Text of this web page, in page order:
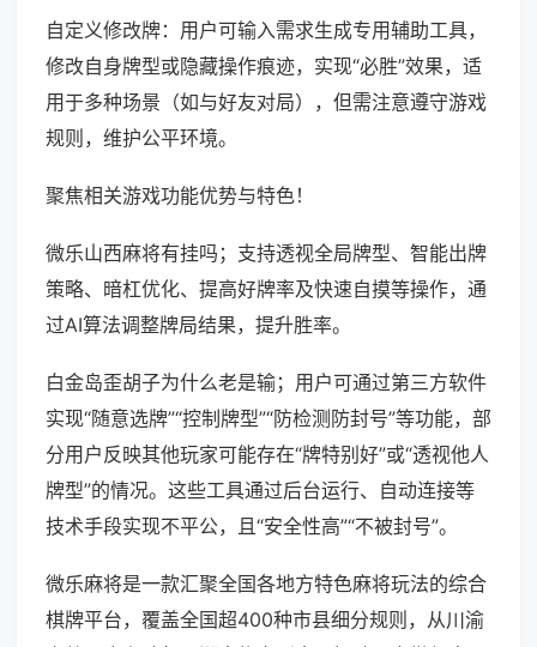
自定义修改牌：用户可输入需求生成专用辅助工具，
修改自身牌型或隐藏操作痕迹，实现“必胜”效果，适
用于多种场景（如与好友对局），但需注意遵守游戏
规则，维护公平环境。
聚焦相关游戏功能优势与特色！
微乐山西麻将有挂吗；支持透视全局牌型、智能出牌
策略、暗杠优化、提高好牌率及快速自摸等操作，通
过AI算法调整牌局结果，提升胜率。
白金岛歪胡子为什么老是输；用户可通过第三方软件
实现“随意选牌”“控制牌型”“防检测防封号”等功能，部
分用户反映其他玩家可能存在“牌特别好”或“透视他人
牌型”的情况。这些工具通过后台运行、自动连接等
技术手段实现不平公，且“安全性高”“不被封号”。
微乐麻将是一款汇聚全国各地方特色麻将玩法的综合
棋牌平台，覆盖全国超400种市县细分规则，从川渝